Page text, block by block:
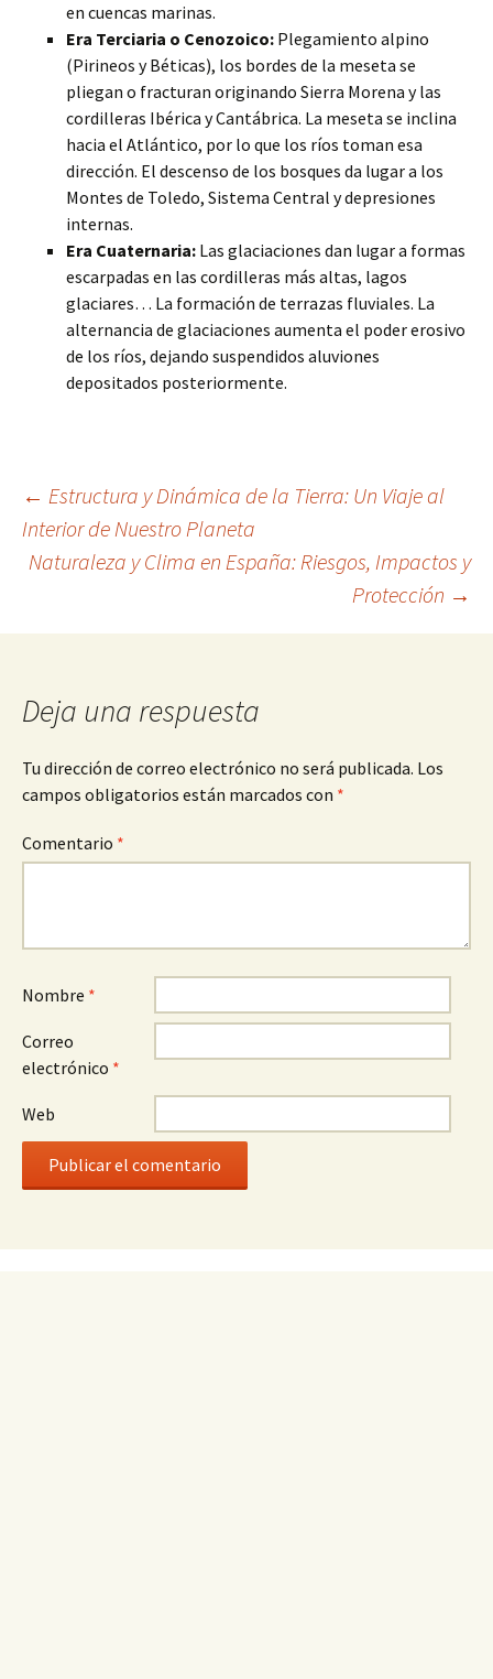
en cuencas marinas.
Era Terciaria o Cenozoico: Plegamiento alpino
(Pirineos y Béticas), los bordes de la meseta se
pliegan o fracturan originando Sierra Morena y las
cordilleras Ibérica y Cantábrica. La meseta se inclina
hacia el Atlántico, por lo que los ríos toman esa
dirección. El descenso de los bosques da lugar a los
Montes de Toledo, Sistema Central y depresiones
internas.
Era Cuaternaria: Las glaciaciones dan lugar a formas
escarpadas en las cordilleras más altas, lagos
glaciares… La formación de terrazas fluviales. La
alternancia de glaciaciones aumenta el poder erosivo
de los ríos, dejando suspendidos aluviones
depositados posteriormente.
Navegación
de
entradas
← Estructura y Dinámica de la Tierra: Un Viaje al
Interior de Nuestro Planeta
Naturaleza y Clima en España: Riesgos, Impactos y
Protección →
Deja una respuesta
Tu dirección de correo electrónico no será publicada. Los
campos obligatorios están marcados con *
Comentario *
Nombre *
Correo
electrónico *
Web